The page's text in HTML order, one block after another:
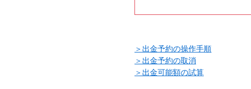
＞出金予約の操作手順
＞出金予約の取消
＞出金可能額の試算